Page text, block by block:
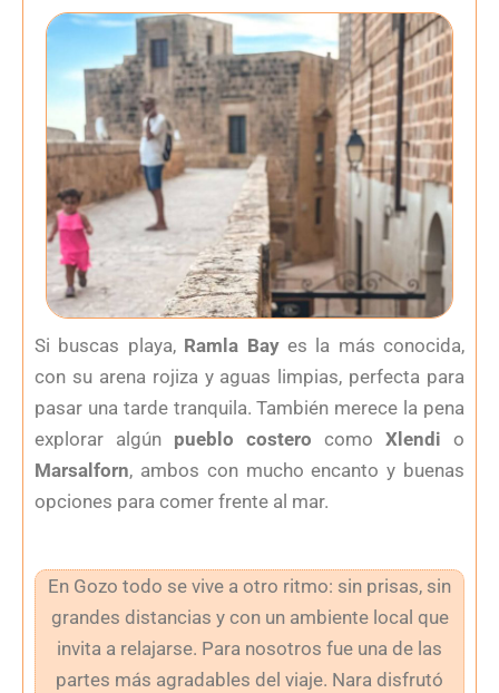
Si buscas playa, Ramla Bayes la más conocida,
con su arena rojiza y aguas limpias, perfecta para
pasar una tarde tranquila. También merece la pena
explorar algún pueblo costero como Xlendi o
Marsalforn, ambos con mucho encanto y buenas
opciones para comer frente al mar.
En Gozo todo se vive a otro ritmo: sin prisas, sin
grandes distancias y con un ambiente local que
invita a relajarse. Para nosotros fue una de las
partes más agradables del viaje. Nara disfrutó